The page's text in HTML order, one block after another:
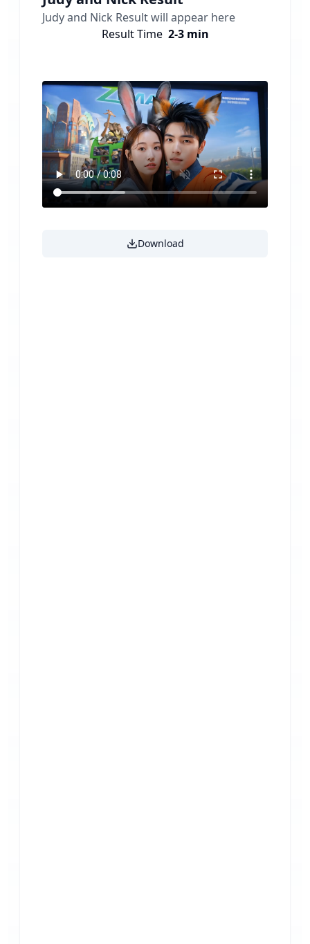
Judy and Nick Result will appear here
Result Time 2-3 min
Download